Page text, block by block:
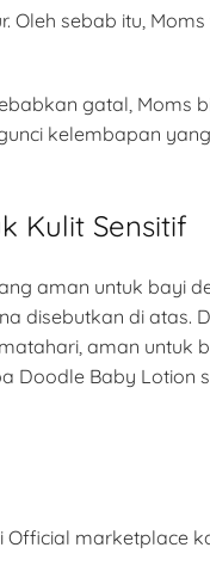
Oleh sebab itu,
gatal, Moms
kelembapan
Kulit Sensitif
aman untuk bayi
disebutkan di atas.
aman untuk
Doodle Baby
Official marketplace